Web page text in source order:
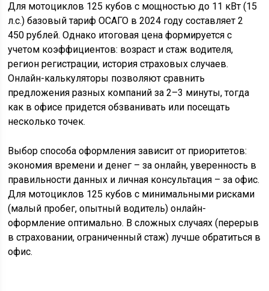
Для мотоциклов 125 кубов с мощностью до 11 кВт (15
л.с.) базовый тариф ОСАГО в 2024 году составляет 2
450 рублей. Однако итоговая цена формируется с
учетом коэффициентов: возраст и стаж водителя,
регион регистрации, история страховых случаев.
Онлайн-калькуляторы позволяют сравнить
предложения разных компаний за 2–3 минуты, тогда
как в офисе придется обзванивать или посещать
несколько точек.
Выбор способа оформления зависит от приоритетов:
экономия времени и денег – за онлайн, уверенность в
правильности данных и личная консультация – за офис.
Для мотоциклов 125 кубов с минимальными рисками
(малый пробег, опытный водитель) онлайн-
оформление оптимально. В сложных случаях (перерыв
в страховании, ограниченный стаж) лучше обратиться в
офис.